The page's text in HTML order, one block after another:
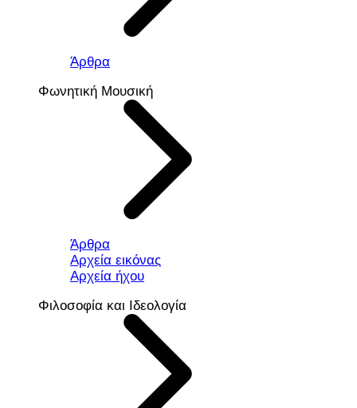
Άρθρα
Φωνητική Μουσική
Άρθρα
Αρχεία εικόνας
Αρχεία ήχου
Φιλοσοφία και Ιδεολογία